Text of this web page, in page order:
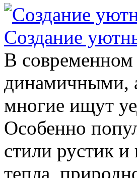
Создание
В современном
динамичными,
многие ищут
Особенно
стили рустик
тепла,